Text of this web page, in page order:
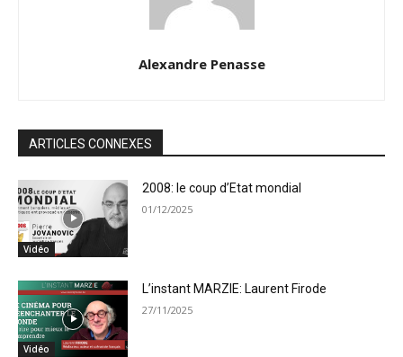
Alexandre Penasse
ARTICLES CONNEXES
Vidéo
2008: le coup d’Etat mondial
01/12/2025
Vidéo
L’instant MARZIE: Laurent Firode
27/11/2025